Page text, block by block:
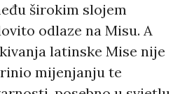
širokim slojem
odlaze na Misu. A
latinske Mise nije
mijenjanju te